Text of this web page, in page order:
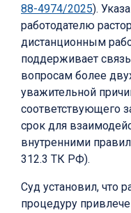
88-4974/2025).
работодателю
дистанционным
поддерживает
вопросам более
уважительной
соответствующего
срок для
внутренними
312.3 ТК РФ).
Суд установил, что
процедуру